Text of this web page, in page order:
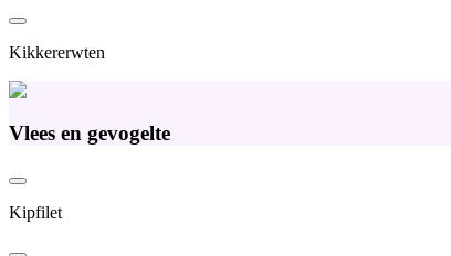
Kikkererwten
Vlees en gevogelte
Kipfilet